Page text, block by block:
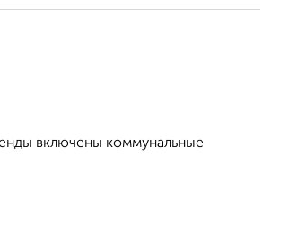
включены коммунальные